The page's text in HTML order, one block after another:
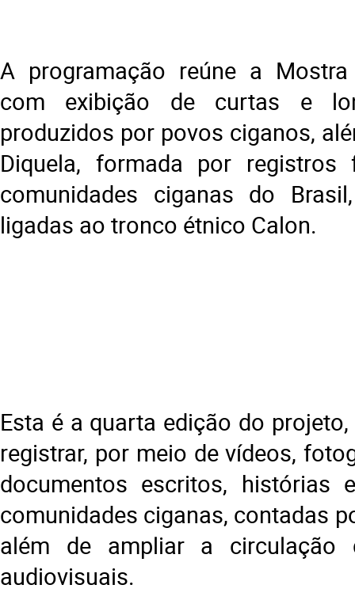
A programação reúne a
com exibição de curtas e
produzidos por povos ciganos,
Diquela, formada por registros
comunidades ciganas do
ligadas ao tronco étnico Calon.
Esta é a quarta edição do
registrar, por meio de vídeos,
documentos escritos, histórias
comunidades ciganas, contadas
além de ampliar a circulação
audiovisuais.